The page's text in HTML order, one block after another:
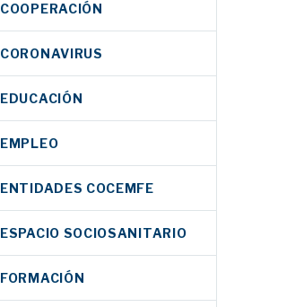
COOPERACIÓN
CORONAVIRUS
EDUCACIÓN
EMPLEO
ENTIDADES COCEMFE
ESPACIO SOCIOSANITARIO
FORMACIÓN